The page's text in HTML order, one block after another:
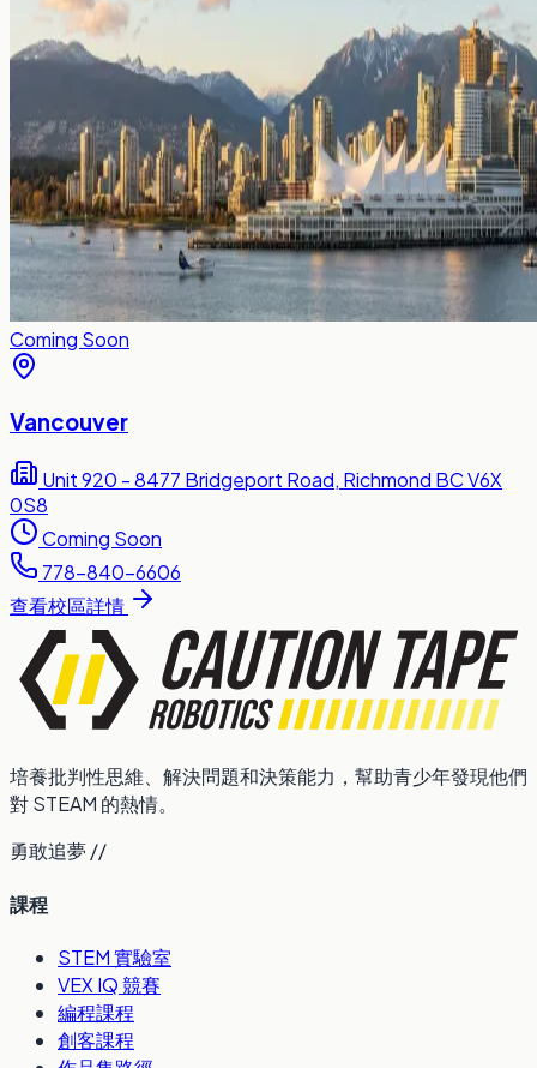
Coming Soon
Vancouver
Unit 920 - 8477 Bridgeport Road, Richmond BC V6X
0S8
Coming Soon
778-840-6606
查看校區詳情
培養批判性思維、解決問題和決策能力，幫助青少年發現他們
對 STEAM 的熱情。
勇敢追夢 //
課程
STEM 實驗室
VEX IQ 競賽
編程課程
創客課程